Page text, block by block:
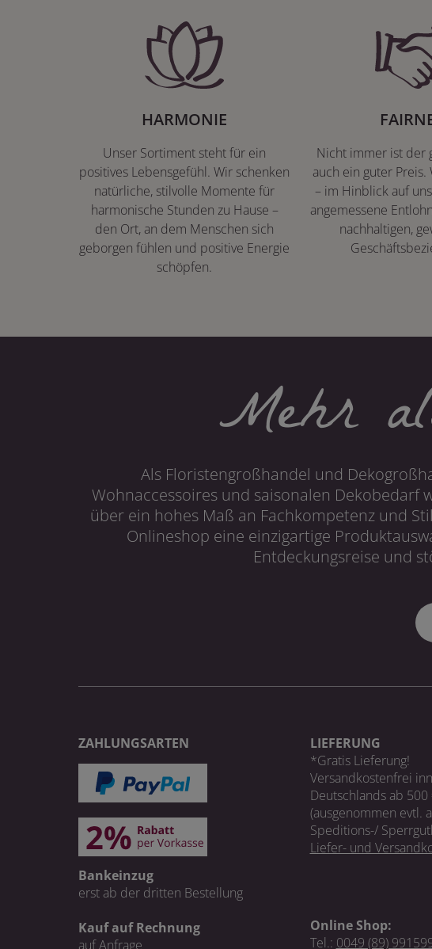
HARMONIE
Unser Sortiment steht für ein
positives Lebensgefühl. Wir schenken
natürliche, stilvolle Momente für
harmonische Stunden zu Hause –
den Ort, an dem Menschen sich
geborgen fühlen und positive Energie
schöpfen.
Nicht immer ist der
auch ein guter
– im Hinblick auf
angemessene
nachhaltigen,
Mehr
Als Floristengroßhandel und
Wohnaccessoires und saisonalen Dekobedarf
über ein hohes Maß an Fachkompetenz und
Onlineshop eine einzigartige
Entdeckungsreise und
ZAHLUNGSARTEN
Bankeinzug
erst ab der dritten Bestellung
Kauf auf Rechnung
auf Anfrage
LIEFERUNG
*Gratis Lieferung!
Versandkostenfrei
Deutschlands ab
(ausgenommen evtl.
Speditions-/
Liefer- und
Online Shop:
Tel.: 0049 (89)